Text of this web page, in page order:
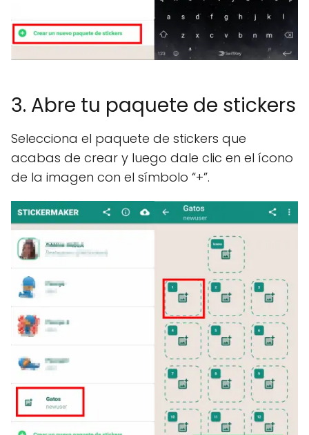
3. Abre tu paquete de stickers
Selecciona el paquete de stickers que
acabas de crear y luego dale clic en el ícono
de la imagen con el símbolo “+”.